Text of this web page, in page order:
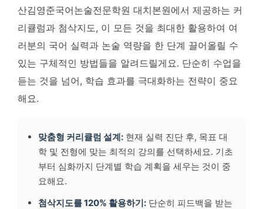
산김영준국어논술전문학원 대치본원에서 제공하는 커
리큘럼과 첨삭지도, 이 모든 것을 최대한 활용하여 여
러분의 국어 실력과 논술 역량을 한 단계 끌어올릴 수
있는 구체적인 방법들을 알려드릴게요. 단순히 수업을
듣는 것을 넘어, 학습 효과를 극대화하는 전략이 중요
해요.
맞춤형 커리큘럼 설계: 현재 실력 진단 후, 목표 대
학 및 전형에 맞는 최적의 강의를 선택하세요. 기초
부터 심화까지 단계별 학습 계획을 세우는 것이 중
요해요.
첨삭지도를 120% 활용하기: 단순히 피드백을 받는